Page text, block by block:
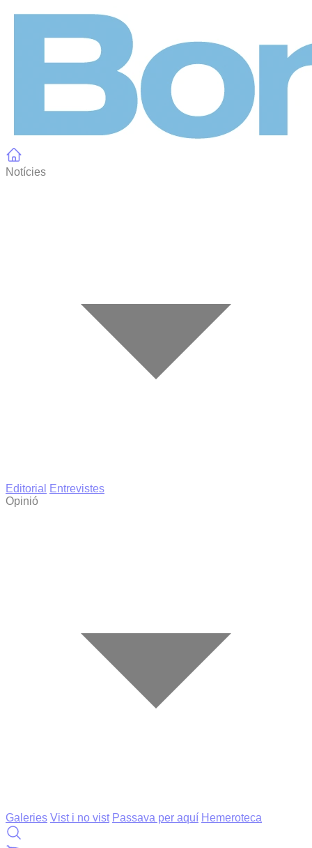
Notícies
Editorial
Entrevistes
Opinió
Galeries Vist i no vist Passava per aquí Hemeroteca